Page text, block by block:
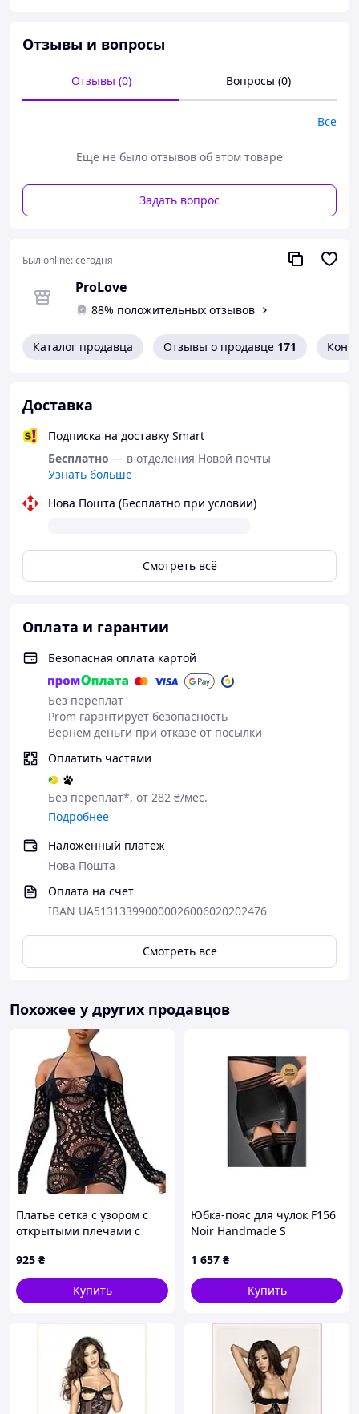
сохранив при этом немного таинственности!
Отзывы и вопросы
Отзывы (0) Вопросы (0)
Все
Еще не было отзывов об этом товаре
Задать вопрос
Был online:сегодня
ProLove
88% положительных отзывов
Каталог продавца Отзывы о продавце 171
Доставка
Подписка на доставку Smart
Бесплатно — в отделения Новой почты
Узнать больше
Нова Пошта (Бесплатно при условии)
Смотреть всё
Оплата и гарантии
Безопасная оплата картой
Без переплат
Prom гарантирует безопасность
Вернем деньги при отказе от посылки
Оплатить частями
Без переплат*, от 282 ₴/мес.
Подробнее
Наложенный платеж
Нова Пошта
Оплата на счет
IBAN UA513133990000026006020202476
Смотреть всё
Похожее у других продавцов
Платье сетка с узором с
открытыми плечами с
Night размеры S-L Nomax
925 ₴
Купить
Юбка-пояс для чулок F156
Noir Handmade S
1 657 ₴
Купить